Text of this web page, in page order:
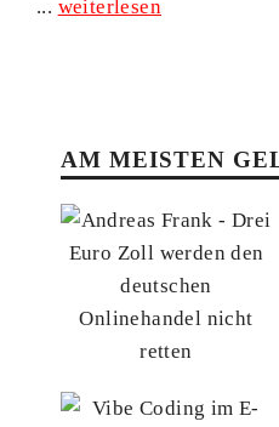
... weiterlesen
AM MEISTEN